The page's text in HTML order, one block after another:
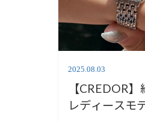
2025.08.03
【CREDOR
レディースモ